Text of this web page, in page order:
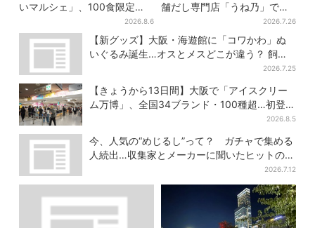
いマルシェ」、100食限定
「たこ飯」のふるまい＆キッ
ズ縁日も
2026.8.6
舗だし専門店「うね乃」で、
削りたて「かつお節」のモー
ニング登場
2026.7.26
【新グッズ】大阪・海遊館に「コワかわ」ぬ
いぐるみ誕生…オスとメスどこが違う？ 飼育
2026.7.25
【きょうから13日間】大阪で「アイスクリー
ム万博」、全国34ブランド・100種超…初登場
2026.8.5
今、人気の“めじるし”って？ ガチャで集める
人続出…収集家とメーカーに聞いたヒットの背
2026.7.12